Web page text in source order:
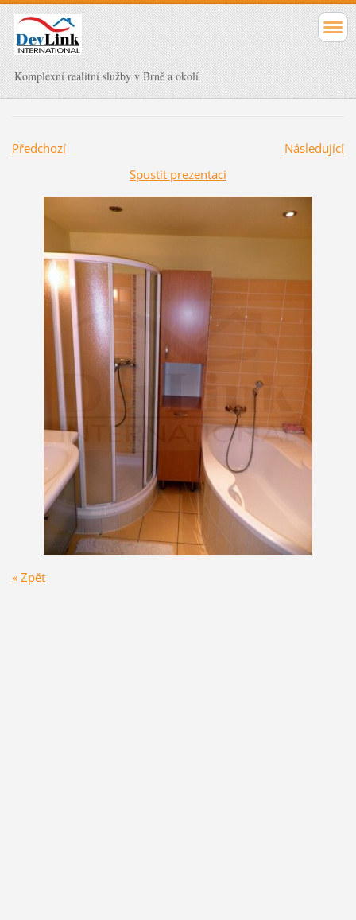
Komplexní realitní služby v Brně a okolí
Předchozí
Následující
Spustit prezentaci
« Zpět